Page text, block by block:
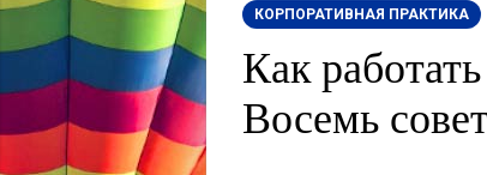
КОРПОРАТИВНАЯ ПРАКТИКА
Как
Восемь